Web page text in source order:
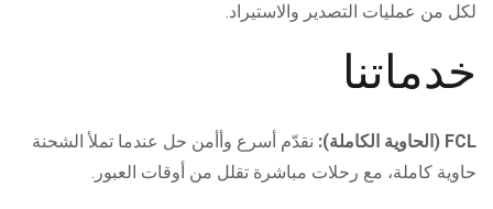
لكل من عمليات التصدير والاستيراد.
خدماتنا
FCL (الحاوية الكاملة):
نقدّم أسرع وأأمن حل عندما تملأ الشحنة
حاوية كاملة، مع رحلات مباشرة تقلل من أوقات العبور.